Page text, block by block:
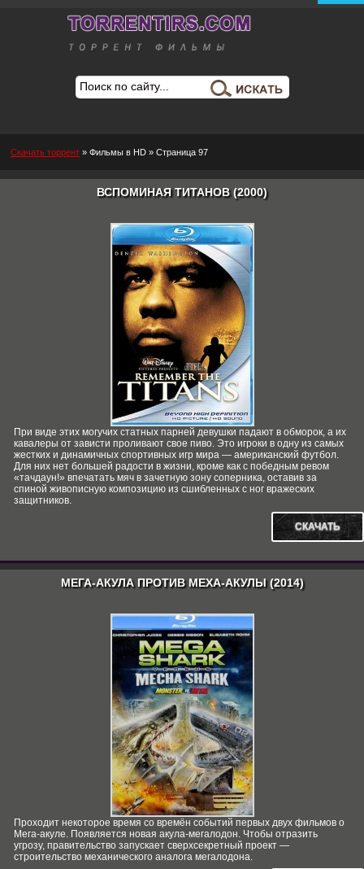
Скачать торрент » Фильмы в HD » Страница 97
ВСПОМИНАЯ ТИТАНОВ (2000)
При виде этих могучих статных парней девушки падают в обморок, а их
кавалеры от зависти проливают свое пиво. Это игроки в одну из самых
жестких и динамичных спортивных игр мира — американский футбол.
Для них нет большей радости в жизни, кроме как с победным ревом
«тачдаун!» впечатать мяч в зачетную зону соперника, оставив за
спиной живописную композицию из сшибленных с ног вражеских
защитников.
СКАЧАТЬ
МЕГА-АКУЛА ПРОТИВ МЕХА-АКУЛЫ (2014)
Проходит некоторое время со времён событий первых двух фильмов о
Мега-акуле. Появляется новая акула-мегалодон. Чтобы отразить
угрозу, правительство запускает сверхсекретный проект —
строительство механического аналога мегалодона.